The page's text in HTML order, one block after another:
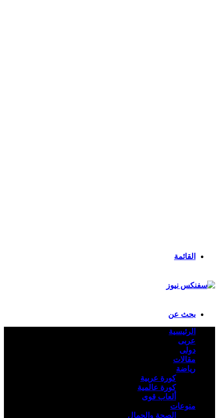
القائمة
بحث عن
الرئيسية
عربى
دولى
مقالات
رياضة
كورة عربية
كورة عالمية
ألعاب قوى
منوعات
الصحة والجمال